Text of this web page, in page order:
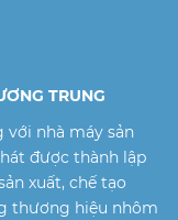
TRUNG
với nhà máy sản
được thành lập
xuất, chế tạo
thương hiệu nhôm